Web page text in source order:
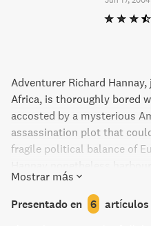
Adventurer Richard
Africa, is thoroughly bored
accosted by a mysterious
assassination plot that
fragile political balance of
home to find him
flees to his native Scotland,
and a cunning, ruthless
Mostrar más
Presentado en 6 artículos